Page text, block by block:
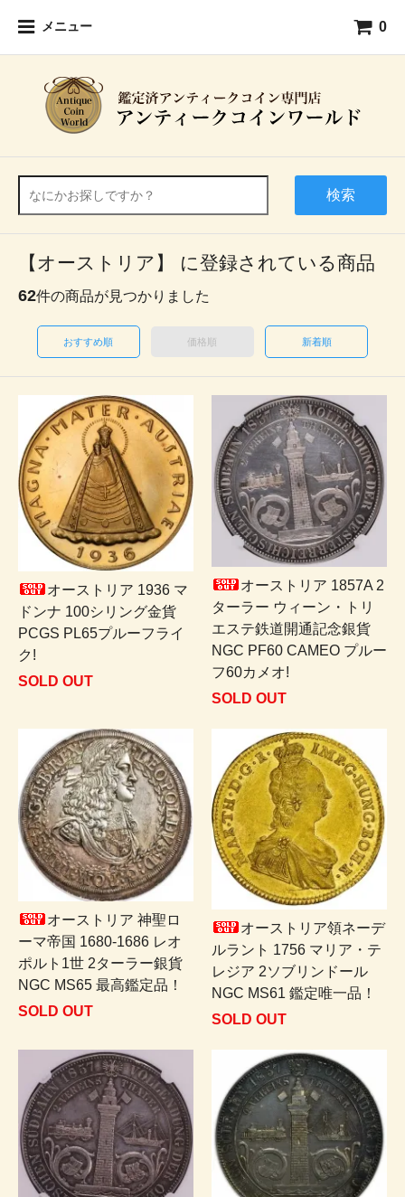
メニュー 0
検索
【オーストリア】 に登録されている商品
62件の商品が見つかりました
おすすめ順 価格順 新着順
オーストリア 1936 マ
ドンナ 100シリング金貨
PCGS PL65プルーフライ
ク!
SOLD OUT
オーストリア 1857A 2
ターラー ウィーン・トリ
エステ鉄道開通記念銀貨
NGC PF60 CAMEO プルー
フ60カメオ!
SOLD OUT
オーストリア 神聖ロ
ーマ帝国 1680-1686 レオ
ポルト1世 2ターラー銀貨
NGC MS65 最高鑑定品！
SOLD OUT
オーストリア領ネーデ
ルラント 1756 マリア・テ
レジア 2ソブリンドール
NGC MS61 鑑定唯一品！
SOLD OUT